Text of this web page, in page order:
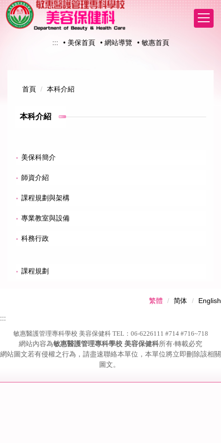
跳
到
主
::: • 美保首頁 • 網站導覽 • 敏惠首頁
首頁 本科介紹
本科介紹
美保科簡介
師資介紹
課程規劃與架構
專業教室與設備
科務行政
課程規劃
繁體 简体 English
:::
敏惠醫護管理專科學校 美容保健科 TEL：06-6226111 #714 #716~718
網站內容為敏惠醫護管理專科學校 美容保健科所有‧轉載必究
網站圖文若有侵權之行為，請盡速聯絡本單位，本單位將立即刪除該相關
圖文。